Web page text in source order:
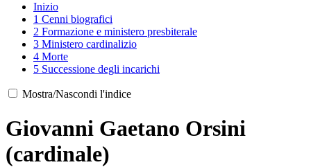
Inizio
1 Cenni biografici
2 Formazione e ministero presbiterale
3 Ministero cardinalizio
4 Morte
5 Successione degli incarichi
Mostra/Nascondi l'indice
Giovanni Gaetano Orsini
(cardinale)